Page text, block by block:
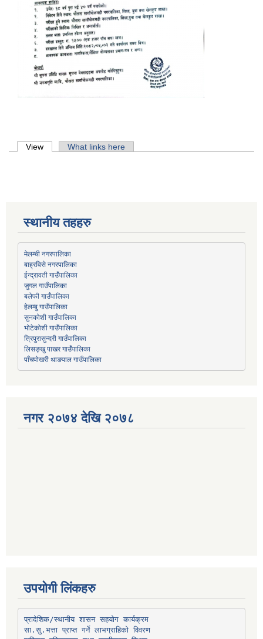
Primary tabs
View (active tab)What links here
स्थानीय तहहरु
मेलम्ची नगरपालिका
बाह्रविसे नगरपालिका
ईन्द्रावती गाउँपालिका
जुगल गाउँपालिका
बलेफी गाउँपालिका
हेलम्बु गाउँपालिका
सुनकोशी गाउँपालिका
भोटेकोशी गाउँपालिका
त्रिपुरासुन्दरी गाउँपालिका
लिसङ्खु पाखर गाउँपालिका
पाँचपोखरी थाङपाल गाउँपालिका
नगर २०७४ देखि २०७८
उपयोगी लिंकहरु
प्रादेशिक/स्थानीय शासन सहयोग कार्यक्रम
सा.सु.भत्ता प्राप्त गर्ने लाभग्राहिको विवरण